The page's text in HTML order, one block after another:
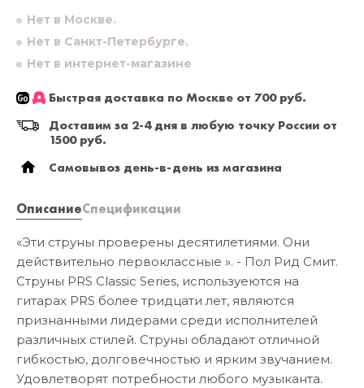
Нет в Москве.
Нет в Санкт-Петербурге.
Нет в интернет-магазине
Быстрая доставка по Москве от 700 руб.
Доставим за 2-4 дня в любую точку России от
1500 руб.
Самовывоз день-в-день из магазина
ОписаниеСпецификации
«Эти струны проверены десятилетиями. Они
действительно первоклассные ». - Пол Рид Смит.
Струны PRS Classic Series, используеются на
гитарах PRS более тридцати лет, являются
признанными лидерами среди исполнителей
различных стилей. Струны обладают отличной
гибкостью, долговечностью и ярким звучанием.
Удовлетворят потребности любого музыканта.